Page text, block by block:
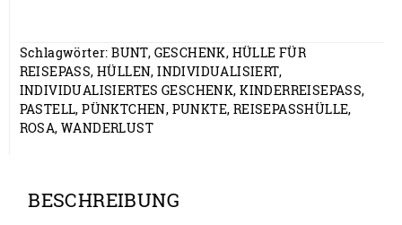
Schlagwörter:BUNT, GESCHENK, HÜLLE FÜR
REISEPASS, HÜLLEN,INDIVIDUALISIERT,
INDIVIDUALISIERTES GESCHENK,KINDERREISEPASS,
PASTELL,PÜNKTCHEN, PUNKTE, REISEPASSHÜLLE,
ROSA, WANDERLUST
BESCHREIBUNG